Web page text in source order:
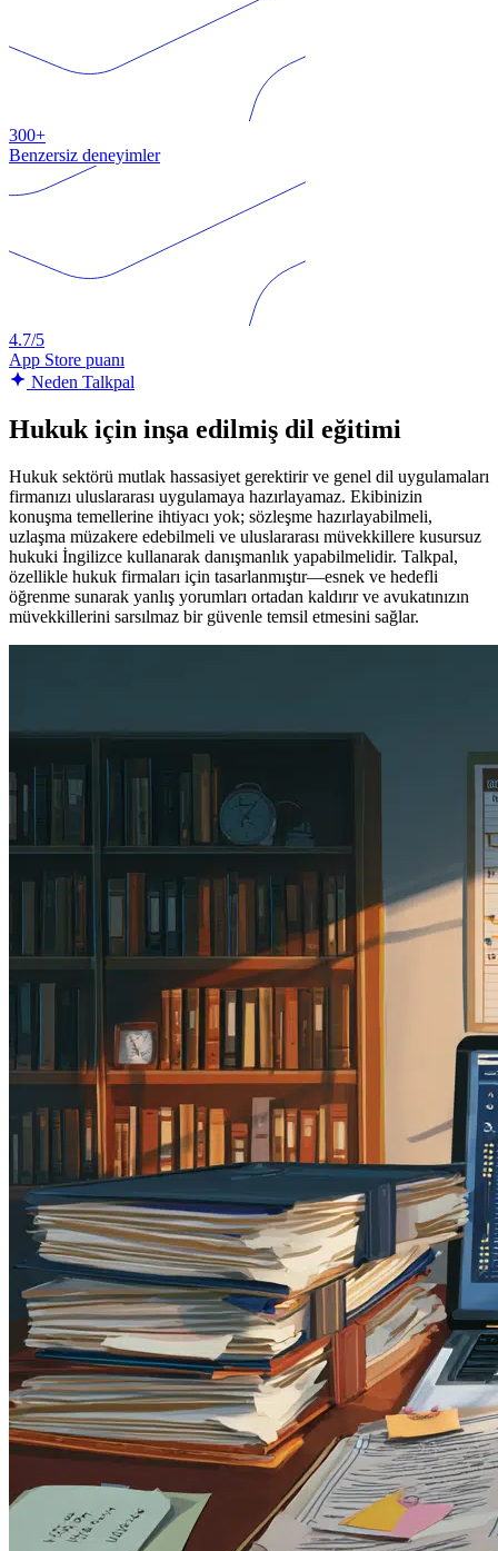
300+
Benzersiz deneyimler
4.7/5
App Store puanı
Neden Talkpal
Hukuk için inşa edilmiş dil eğitimi
Hukuk sektörü mutlak hassasiyet gerektirir ve genel dil uygulamaları
firmanızı uluslararası uygulamaya hazırlayamaz. Ekibinizin
konuşma temellerine ihtiyacı yok; sözleşme hazırlayabilmeli,
uzlaşma müzakere edebilmeli ve uluslararası müvekkillere kusursuz
hukuki İngilizce kullanarak danışmanlık yapabilmelidir. Talkpal,
özellikle hukuk firmaları için tasarlanmıştır—esnek ve hedefli
öğrenme sunarak yanlış yorumları ortadan kaldırır ve avukatınızın
müvekkillerini sarsılmaz bir güvenle temsil etmesini sağlar.